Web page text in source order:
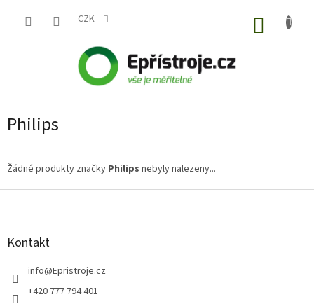
CZK
Philips
Žádné produkty značky Philips nebyly nalezeny...
Z
Kontakt
info@Epristroje.cz
+420 777 794 401